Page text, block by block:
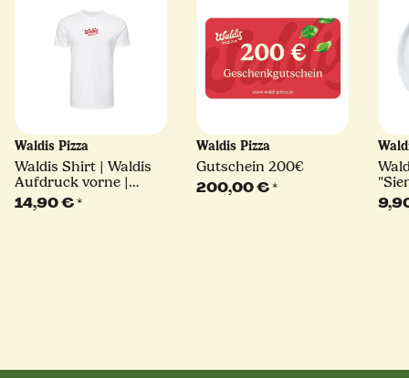
Waldis Pizza
Waldis Shirt | Waldis
Aufdruck vorne |
verschiedene Größen
14,90 €*
Waldis Pizza
Gutschein 200€
200,00 €*